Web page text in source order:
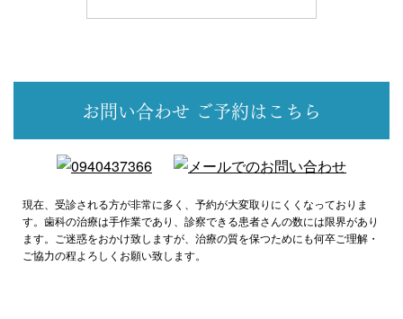
お問い合わせ ご予約はこちら
現在、受診される方が非常に多く、予約が大変取りにくくなっておりま
す。歯科の治療は手作業であり、診察できる患者さんの数には限界があり
ます。ご迷惑をおかけ致しますが、治療の質を保つためにも何卒ご理解・
ご協力の程よろしくお願い致します。